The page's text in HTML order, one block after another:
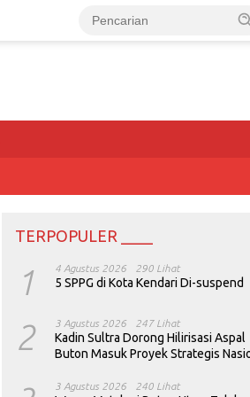
TERPOPULER ____
1 4 Agustus 2026 290 Lihat
5 SPPG di Kota Kendari Di-suspend
2 3 Agustus 2026 247 Lihat
Kadin Sultra Dorong Hilirisasi Aspal
Buton Masuk Proyek Strategis
3 Agustus 2026 240 Lihat